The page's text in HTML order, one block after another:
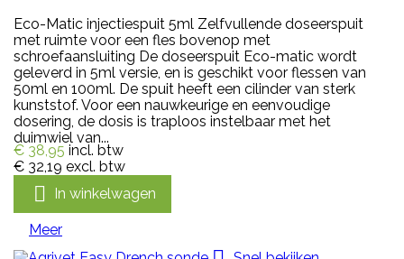
Eco-Matic injectiespuit 5ml Zelfvullende doseerspuit
met ruimte voor een fles bovenop met
schroefaansluiting De doseerspuit Eco-matic wordt
geleverd in 5ml versie, en is geschikt voor flessen van
50ml en 100ml. De spuit heeft een cilinder van sterk
kunststof. Voor een nauwkeurige en eenvoudige
dosering, de dosis is traploos instelbaar met het
duimwiel van...
€ 38,95 incl. btw
€ 32,19 excl. btw
 In winkelwagen
Meer